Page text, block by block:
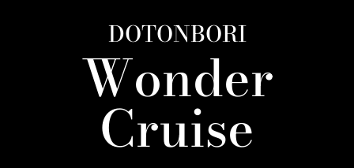
DOTONBORI
Wonder
Cruise